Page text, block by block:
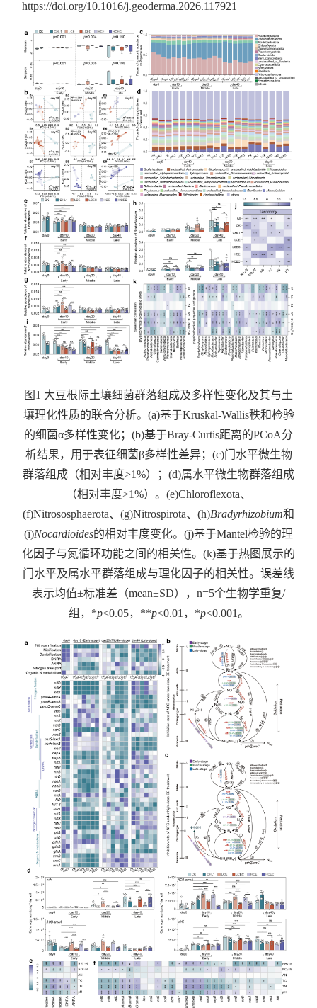
https://doi.org/10.1016/j.geoderma.2026.117921
图 1 大豆根际土壤细菌群落组成及多样性变化及其与土
壤理化性质的联合分析。 (a)基于Kruskal-Wallis秩和检验
的细菌α多样性变化； (b)基于Bray-Curtis距离的PCoA分
析结果，用于表征细菌β多样性差异； (c)门水平微生物
群落组成（相对丰度>1%） ； (d)属水平微生物群落组成
（相对丰度>1%）。 (e)Chloroflexota、
(f)Nitrososphaerota、 (g)Nitrospirota、 (h)Bradyrhizobium和
(i)Nocardioides的相对丰度变化。 (j)基于Mantel检验的理
化因子与氮循环功能之间的相关性。 (k)基于热图展示的
门水平及属水平群落组成与理化因子的相关性。误差线
表示均值±标准差（mean±SD）， n=5个生物学重复/
组， *p<0.05， **p<0.01 ， *p<0.001。